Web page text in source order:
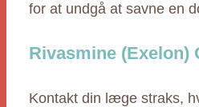
for at undgå at savne en
Rivasmine (Exelon)
Kontakt din læge straks,